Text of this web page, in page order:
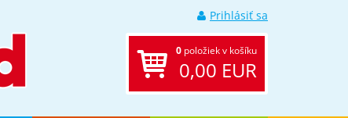
Prihlásiť sa
0 položiek v košíku
0,00 EUR